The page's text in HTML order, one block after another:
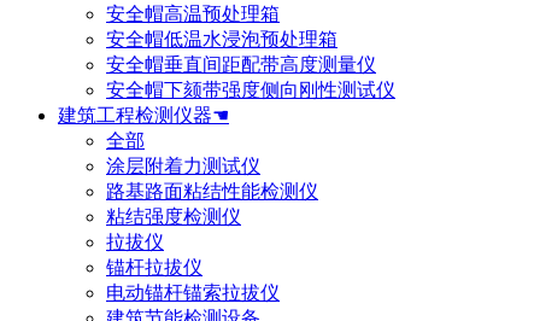
安全帽高温预处理箱
安全帽低温水浸泡预处理箱
安全帽垂直间距配带高度测量仪
安全帽下颏带强度侧向刚性测试仪
建筑工程检测仪器☚
全部
涂层附着力测试仪
路基路面粘结性能检测仪
粘结强度检测仪
拉拔仪
锚杆拉拔仪
电动锚杆锚索拉拔仪